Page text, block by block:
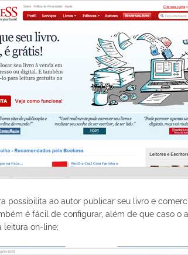
possibilita ao autor publicar seu livro e
é fácil de configurar, além de que caso o
leitura on-line;